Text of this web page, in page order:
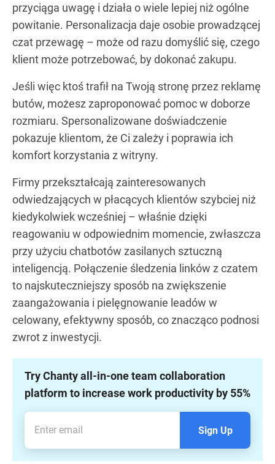
przyciąga uwagę i działa o wiele lepiej niż ogólne
powitanie. Personalizacja daje osobie prowadzącej
czat przewagę – może od razu domyślić się, czego
klient może potrzebować, by dokonać zakupu.
Jeśli więc ktoś trafił na Twoją stronę przez reklamę
butów, możesz zaproponować pomoc w doborze
rozmiaru. Spersonalizowane doświadczenie
pokazuje klientom, że Ci zależy i poprawia ich
komfort korzystania z witryny.
Firmy przekształcają zainteresowanych
odwiedzających w płacących klientów szybciej niż
kiedykolwiek wcześniej – właśnie dzięki
reagowaniu w odpowiednim momencie, zwłaszcza
przy użyciu chatbotów zasilanych sztuczną
inteligencją. Połączenie śledzenia linków z czatem
to najskuteczniejszy sposób na zwiększenie
zaangażowania i pielęgnowanie leadów w
celowany, efektywny sposób, co znacząco podnosi
zwrot z inwestycji.
Try Chanty all-in-one team collaboration
platform to increase work productivity by 55%
Sign Up